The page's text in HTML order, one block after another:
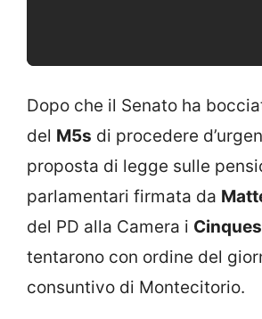
Dopo che il Senato ha
del M5s di procedere
proposta di legge sulle
parlamentari firmata da
del PD alla Camera i
tentarono con ordine del
consuntivo di Montecitorio.